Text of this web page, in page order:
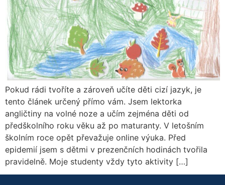
Pokud rádi tvoříte a zároveň učíte děti cizí jazyk, je
tento článek určený přímo vám. Jsem lektorka
angličtiny na volné noze a učím zejména děti od
předškolního roku věku až po maturanty. V letošním
školním roce opět převažuje online výuka. Před
epidemií jsem s dětmi v prezenčních hodinách tvořila
pravidelně. Moje studenty vždy tyto aktivity […]